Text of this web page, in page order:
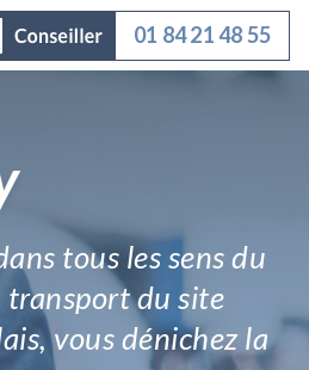
01 84 21 48 55
tous les sens du
transport du site
vous dénichez la